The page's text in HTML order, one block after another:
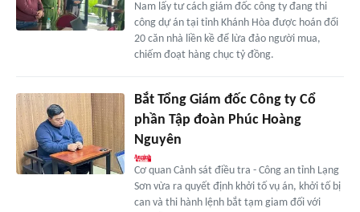
Nam lấy tư cách giám đốc công ty đang thi
công dự án tại tỉnh Khánh Hòa được hoán đổi
20 căn nhà liền kề để lừa đảo người mua,
chiếm đoạt hàng chục tỷ đồng.
Bắt Tổng Giám đốc Công ty Cổ
phần Tập đoàn Phúc Hoàng
Nguyên
Cơ quan Cảnh sát điều tra - Công an tỉnh Lạng
Sơn vừa ra quyết định khởi tố vụ án, khởi tố bị
can và thi hành lệnh bắt tạm giam đối với